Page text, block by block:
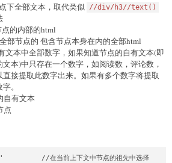
下全部文本，取代类似 //div/h3//text()
的内部的html
部节点的 包含节点本身在内的全部html
文本中全部数字，如果知道节点的自有文本(即
本)中只存在一个数字，如阅读数，评论数，
接提取此数字出来。如果有多个数字将提取
。
自有文本
点
//在当前上下文中节点的祖先中选择